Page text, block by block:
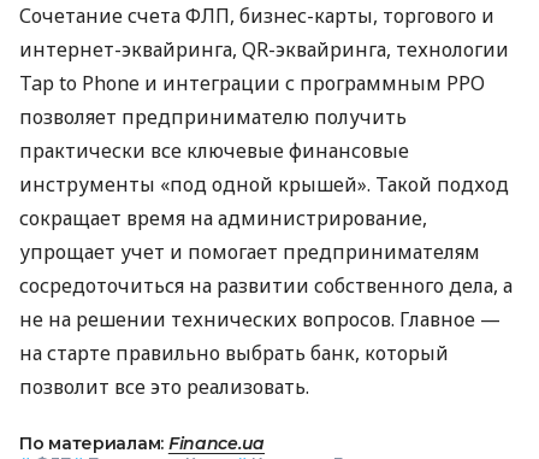
Сочетание счета ФЛП, бизнес-карты, торгового и
интернет-эквайринга, QR-эквайринга, технологии
Tap to Phone и интеграции с программным РРО
позволяет предпринимателю получить
практически все ключевые финансовые
инструменты «под одной крышей». Такой подход
сокращает время на администрирование,
упрощает учет и помогает предпринимателям
сосредоточиться на развитии собственного дела, а
не на решении технических вопросов. Главное —
на старте правильно выбрать банк, который
позволит все это реализовать.
По материалам: Finance.ua